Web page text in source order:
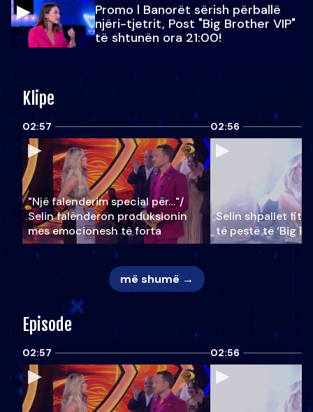
Promo l Banorët sërish përballë
njëri-tjetrit, Post "Big Brother VIP"
të shtunën ora 21:00!
Klipe
02:57
"Një falenderim special për…"/
Selin falënderon produksionin
mes emocionesh të forta
02:56
Selin shpallet
të pestë të ‘Big
më shumë →
Episode
02:57 02:56